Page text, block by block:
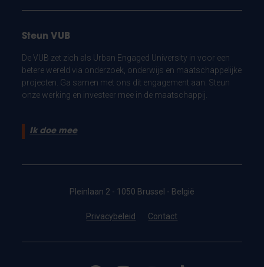
Steun VUB
De VUB zet zich als Urban Engaged University in voor een
betere wereld via onderzoek, onderwijs en maatschappelijke
projecten. Ga samen met ons dit engagement aan. Steun
onze werking en investeer mee in de maatschappij.
Ik doe mee
Pleinlaan 2 - 1050 Brussel - België
Privacybeleid Contact